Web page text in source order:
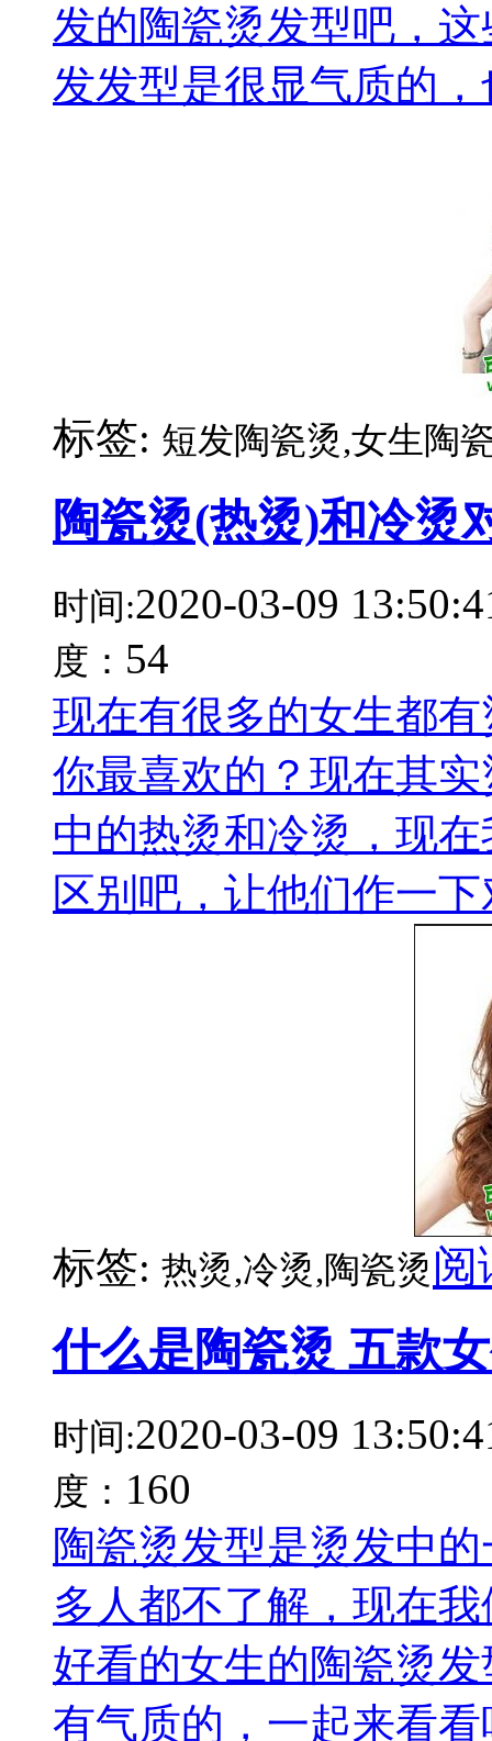
发的陶瓷烫发型吧，
发发型是很显气质的
标签: 短发陶瓷烫,女生陶
陶瓷烫(热烫)和冷烫
时间:2020-03-09
度： 54
现在有很多的女生都
你最喜欢的？现在其
中的热烫和冷烫，现
区别吧，让他们作一
标签: 热烫,冷烫,陶瓷烫阅
什么是陶瓷烫 五款
时间:2020-03-09
度： 160
陶瓷烫发型是烫发中
多人都不了解，现在
好看的女生的陶瓷烫
有气质的，一起来看